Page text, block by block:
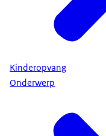
Kinderopvang
Onderwerp